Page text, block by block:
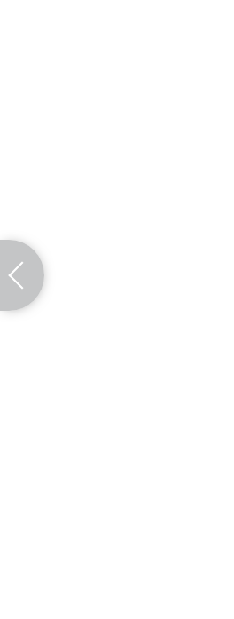
i